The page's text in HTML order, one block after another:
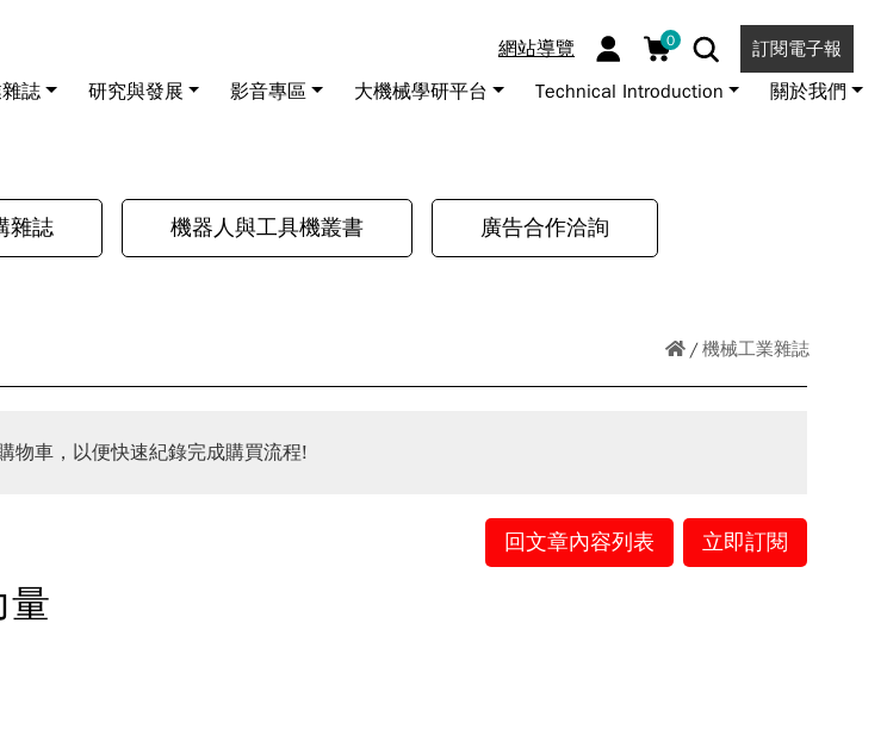
網站導覽 0 訂閱電子報
誌 研究與發展 影音專區 大機械學研平台 Technical Introduction 關於我們
雜誌 機器人與工具機叢書 廣告合作洽詢
機械工業雜誌
物車，以便快速紀錄完成購買流程!
回文章內容列表 立即訂閱
量